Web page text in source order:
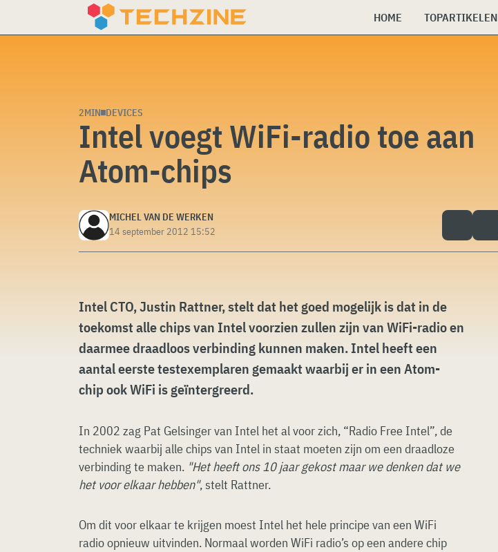
HOME TOPARTIKELEN
2MIN DEVICES
Intel voegt WiFi-radio toe aan
Atom-chips
MICHEL VAN DE WERKEN
14 september 2012 15:52
Intel CTO, Justin Rattner, stelt dat het goed mogelijk is dat in de
toekomst alle chips van Intel voorzien zullen zijn van WiFi-radio en
daarmee draadloos verbinding kunnen maken. Intel heeft een
aantal eerste testexemplaren gemaakt waarbij er in een Atom-
chip ook WiFi is geïntergreerd.
In 2002 zag Pat Gelsinger van Intel het al voor zich, “Radio Free Intel”, de
techniek waarbij alle chips van Intel in staat moeten zijn om een draadloze
verbinding te maken. "Het heeft ons 10 jaar gekost maar we denken dat we
het voor elkaar hebben", stelt Rattner.
Om dit voor elkaar te krijgen moest Intel het hele principe van een WiFi
radio opnieuw uitvinden. Normaal worden WiFi radio’s op een andere chip